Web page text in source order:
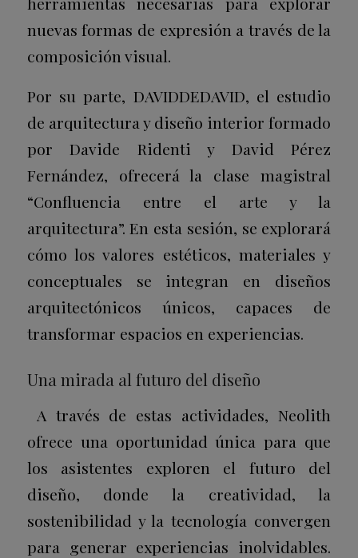
nuevas formas de expresión a través de la
composición visual.
Por su parte, DAVIDDEDAVID, el estudio
de arquitectura y diseño interior formado
por Davide Ridenti y David Pérez
Fernández, ofrecerá la clase magistral
“Confluencia entre el arte y la
arquitectura”. En esta sesión, se explorará
cómo los valores estéticos, materiales y
conceptuales se integran en diseños
arquitectónicos únicos, capaces de
transformar espacios en experiencias.
Una mirada al futuro del diseño
A través de estas actividades, Neolith
ofrece una oportunidad única para que
los asistentes exploren el futuro del
diseño, donde la creatividad, la
sostenibilidad y la tecnología convergen
para generar experiencias inolvidables.